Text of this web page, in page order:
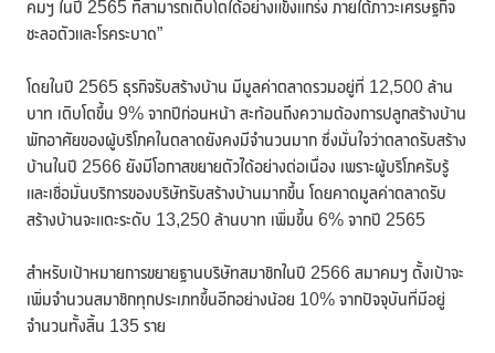
คมฯ ในปี 2565 ที่สามารถเติบโตได้อย่างแข็งแกร่ง ภายใต้ภาวะเศรษฐกิจ
ชะลอตัวและโรคระบาด”
โดยในปี 2565 ธุรกิจรับสร้างบ้าน มีมูลค่าตลาดรวมอยู่ที่ 12,500 ล้าน
บาท เติบโตขึ้น 9% จากปีก่อนหน้า สะท้อนถึงความต้องการปลูกสร้างบ้าน
พักอาศัยของผู้บริโภคในตลาดยังคงมีจำนวนมาก ซึ่งมั่นใจว่าตลาดรับสร้าง
บ้านในปี 2566 ยังมีโอกาสขยายตัวได้อย่างต่อเนื่อง เพราะผู้บริโภครับรู้
และเชื่อมั่นบริการของบริษัทรับสร้างบ้านมากขึ้น โดยคาดมูลค่าตลาดรับ
สร้างบ้านจะแตะระดับ 13,250 ล้านบาท เพิ่มขึ้น 6% จากปี 2565
สำหรับเป้าหมายการขยายฐานบริษัทสมาชิกในปี 2566 สมาคมฯ ตั้งเป้าจะ
เพิ่มจำนวนสมาชิกทุกประเภทขึ้นอีกอย่างน้อย 10% จากปัจจุบันที่มีอยู่
จำนวนทั้งสิ้น 135 ราย